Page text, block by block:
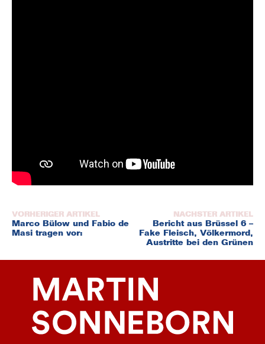
Beitragsnavigation
Marco Bülow und Fabio de
Masi tragen vor:
Bericht aus Brüssel 6 –
Fake Fleisch, Völkermord,
Austritte bei den Grünen